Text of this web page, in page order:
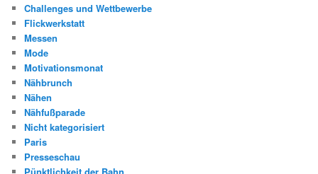
Challenges und Wettbewerbe
Flickwerkstatt
Messen
Mode
Motivationsmonat
Nähbrunch
Nähen
Nähfußparade
Nicht kategorisiert
Paris
Presseschau